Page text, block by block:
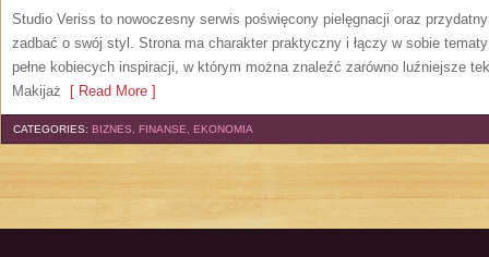
Studio Veriss to nowoczesny serwis poświęcony pielęgnacji oraz
zadbać o swój styl. Strona ma charakter praktyczny i łączy w sobie
pełne kobiecych inspiracji, w którym można znaleźć zarówno luźniejsze
Makijaż [ Read More ]
CATEGORIES: BIZNES, FINANSE, EKONOMIA